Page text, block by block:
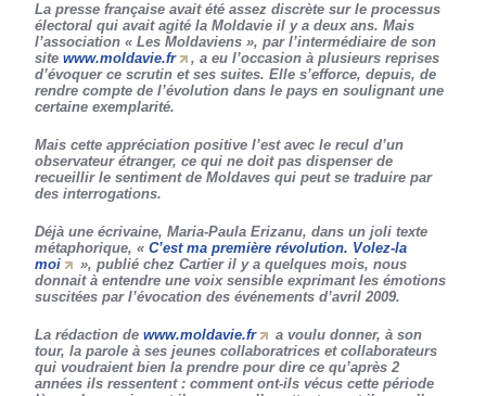
La presse française avait été assez discrète sur le processus
électoral qui avait agité la Moldavie il y a deux ans. Mais
l’association « Les Moldaviens », par l’intermédiaire de son
sitewww.moldavie.fr
, a eu l’occasion à plusieurs reprises
d’évoquer ce scrutin et ses suites. Elle s’efforce, depuis, de
rendre compte de l’évolution dans le pays en soulignant une
certaine exemplarité.
Mais cette appréciation positive l’est avec le recul d’un
observateur étranger, ce qui ne doit pas dispenser de
recueillir le sentiment de Moldaves qui peut se traduire par
des interrogations.
Déjà une écrivaine, Maria-Paula Erizanu, dans un joli texte
métaphorique, «C’est ma première révolution. Volez-la
moi
», publié chez Cartier il y a quelques mois, nous
donnait à entendre une voix sensible exprimant les émotions
suscitées par l’évocation des événements d’avril 2009.
La rédaction dewww.moldavie.fr
a voulu donner, à son
tour, la parole à ses jeunes collaboratrices et collaborateurs
qui voudraient bien la prendre pour dire ce qu’après 2
années ils ressentent : comment ont-ils vécus cette période